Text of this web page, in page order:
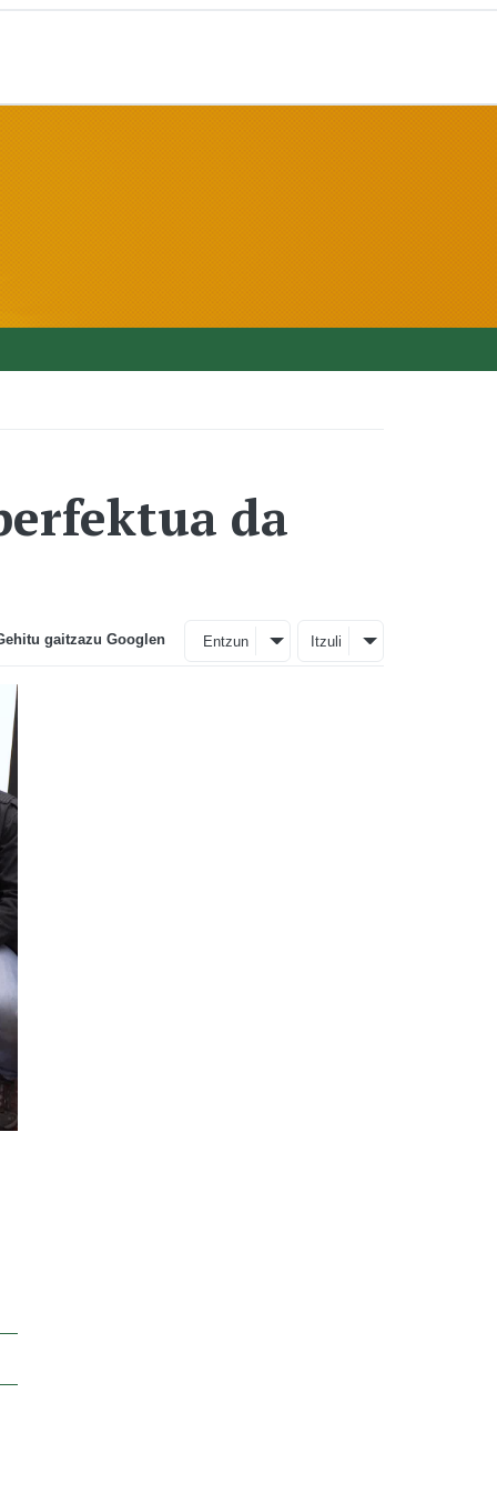
da
gaitzazu Googlen Entzun Itzuli